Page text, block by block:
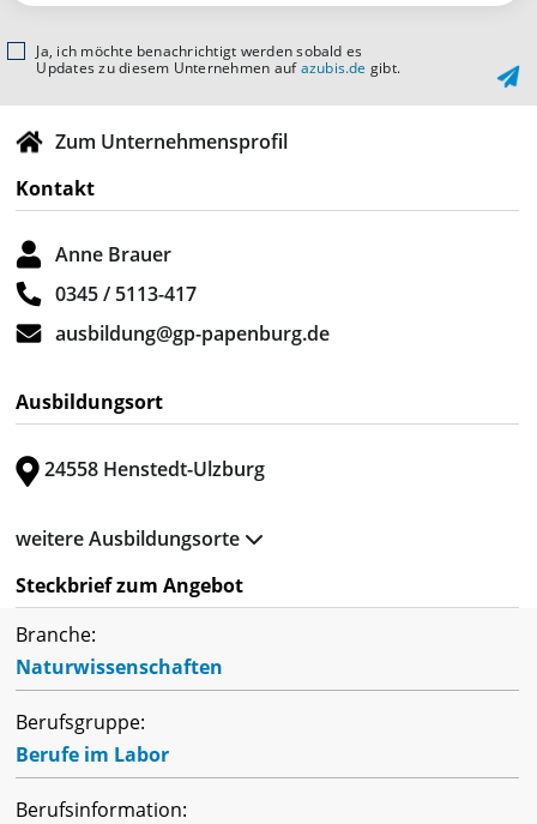
Ja, ich möchte benachrichtigt werden sobald es
Updates zu diesem Unternehmen aufazubis.de gibt.
Zum Unternehmensprofil
Kontakt
Anne Brauer
0345 / 5113-417
ausbildung@gp-papenburg.de
Ausbildungsort
24558 Henstedt-Ulzburg
weitere Ausbildungsorte
Steckbrief zum Angebot
Branche:
Naturwissenschaften
Berufsgruppe:
Berufe im Labor
Berufsinformation: